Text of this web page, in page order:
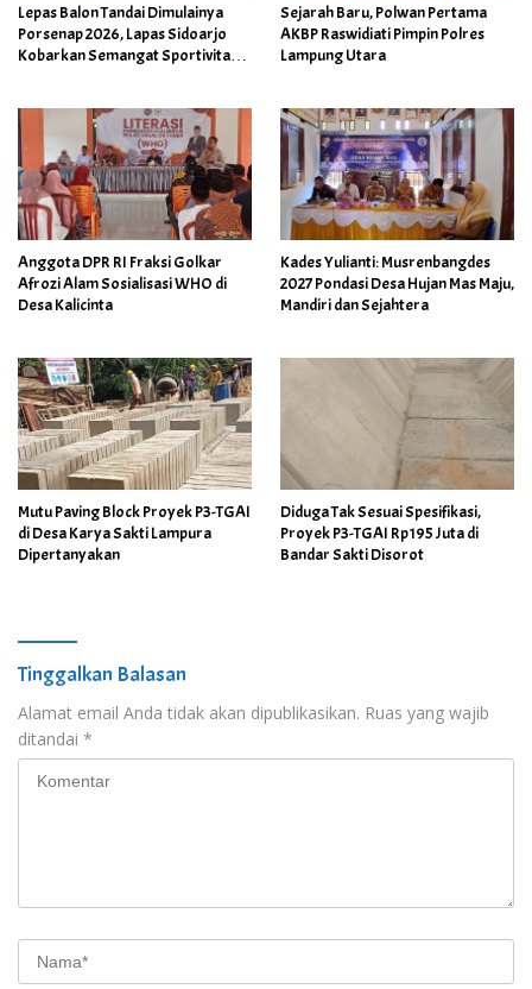
Lepas Balon Tandai Dimulainya
Porsenap 2026, Lapas Sidoarjo
Kobarkan Semangat Sportivitas
Sejarah Baru, Polwan Pertama
AKBP Raswidiati Pimpin Polres
Lampung Utara
Anggota DPR RI Fraksi Golkar
Afrozi Alam Sosialisasi WHO di
Desa Kalicinta
Kades Yulianti: Musrenbangdes
2027 Pondasi Desa Hujan Mas Maju,
Mandiri dan Sejahtera
Mutu Paving Block Proyek P3-TGAI
di Desa Karya Sakti Lampura
Dipertanyakan
Diduga Tak Sesuai Spesifikasi,
Proyek P3-TGAI Rp195 Juta di
Bandar Sakti Disorot
Tinggalkan Balasan
Alamat email Anda tidak akan dipublikasikan. Ruas yang wajib
ditandai *